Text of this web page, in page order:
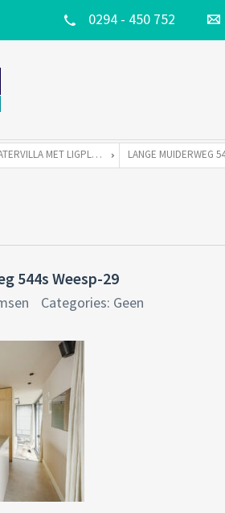
0294 - 450 752
WATERVILLA MET LIGPLAATS
544s Weesp-29
Categories: Geen